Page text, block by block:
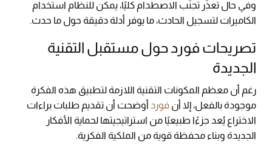
وفي حال تعذّر تجنّب الاصطدام كليًا، يمكن للنظام استخدام
الكاميرات لتسجيل الحادث، ما يوفر أدلة دقيقة حول ما حدث.
تصريحات فورد حول مستقبل التقنية
الجديدة
رغم أن معظم المكونات التقنية اللازمة لتطبيق هذه الفكرة
موجودة بالفعل، إلا أن فورد أوضحت أن تقديم طلبات براءات
الاختراع يُعد جزءًا طبيعيًا من استراتيجيتها لحماية الأفكار
الجديدة وبناء محفظة قوية من الملكية الفكرية.